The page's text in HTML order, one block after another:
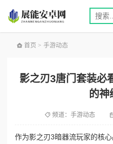
首页 > 手游动态
影之刃3唐门套装必
的神
频道： 手游动态
作为影之刃3暗器流玩家的核